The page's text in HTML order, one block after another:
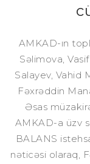
AMKAD-ın
Səlimova,
Salayev, Vahid
Fəxrəddin
Əsas
AMKAD-a üzv
BALANS
nəticəsi olaraq,